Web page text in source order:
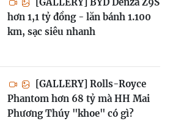
hơn 1,1 tỷ đồng - lăn bánh 1.100
km, sạc siêu nhanh
[GALLERY] Rolls-Royce
Phantom hơn 68 tỷ mà HH Mai
Phương Thúy "khoe" có gì?